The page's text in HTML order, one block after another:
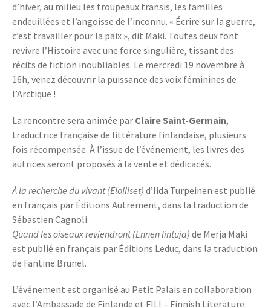
d’hiver, au milieu les troupeaux transis, les familles
endeuillées et l’angoisse de l’inconnu. « Écrire sur la guerre,
c’est travailler pour la paix », dit Mäki. Toutes deux font
revivre l’Histoire avec une force singulière, tissant des
récits de fiction inoubliables. Le mercredi 19 novembre à
16h, venez découvrir la puissance des voix féminines de
l’Arctique !
La rencontre sera animée par Claire Saint-Germain,
traductrice française de littérature finlandaise, plusieurs
fois récompensée. À l’issue de l’événement, les livres des
autrices seront proposés à la vente et dédicacés.
À la recherche du vivant (Elolliset) d’Iida Turpeinen est publié
en français par Éditions Autrement, dans la traduction de
Sébastien Cagnoli.
Quand les oiseaux reviendront (Ennen lintuja) de Merja Mäki
est publié en français par Éditions Leduc, dans la traduction
de Fantine Brunel.
L’événement est organisé au Petit Palais en collaboration
avec l’Ambassade de Finlande et FILI – Finnish Literature